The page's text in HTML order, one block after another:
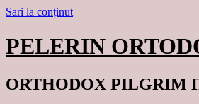
Sari la conținut
PELERIN
ORTHODOX PILGRIM